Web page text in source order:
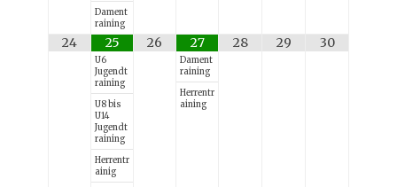
Dament
raining
24 25
U6
Jugendt
raining
U8 bis
U14
Jugendt
raining
Herrentr
ainig
26 27
Dament
raining
Herrentr
aining
28 29 30